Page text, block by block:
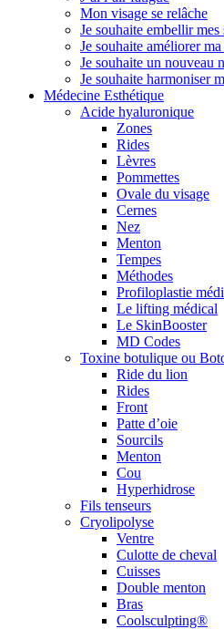
Mon visage se relâche
Je souhaite embellir mes
Je souhaite améliorer
Je souhaite un nouveau
Je souhaite harmoniser
Médecine Esthétique
Acide hyaluronique
Zones
Rides
Lèvres
Pommettes
Ovale du visage
Cernes
Nez
Menton
Tempes
Méthodes
Profiloplastie
Le lifting médical
Le SkinBooster
MD Codes
Toxine botulique ou
Ride du lion
Rides
Front
Patte d’oie
Sourcils
Menton
Cou
Hyperhidrose
Fils tenseurs
Cryolipolyse
Ventre
Culotte de cheval
Cuisses
Double menton
Bras
Coolsculpting®